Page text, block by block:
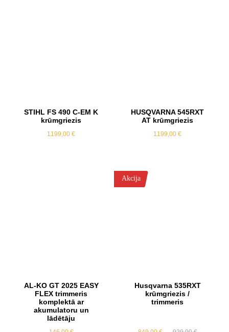
STIHL FS 490 C-EM K
krūmgriezis
1199,00 €
HUSQVARNA 545RXT
AT krūmgriezis
1199,00 €
AL-KO GT 2025 EASY
FLEX trimmeris
komplektā ar
akumulatoru un
lādētāju
Akcija
Husqvarna 535RXT
krūmgriezis /
trimmeris